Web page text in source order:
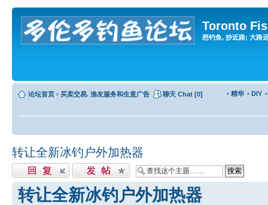
Toronto
想钓鱼, 抄近路; 大路
论坛首页 ‹ 买卖交易. 渔友服务和生意广告 聊天 Chat [0] • DIY
• 精华
转让全新冰钓户外加热器
发表回复 发表主题
转让全新冰钓户外加热器